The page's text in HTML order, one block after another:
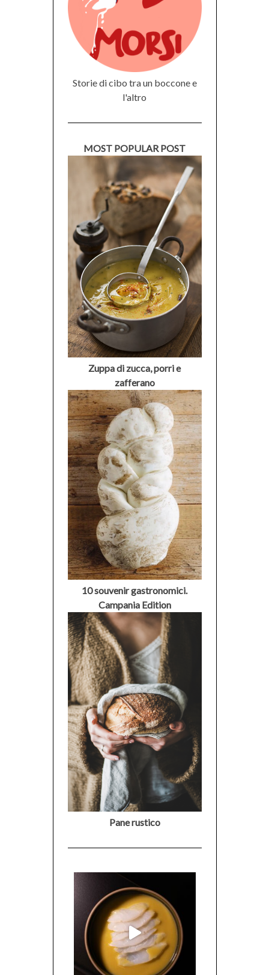
Storie di cibo tra un boccone e
l'altro
MOST POPULAR POST
Zuppa di zucca, porri e
zafferano
10 souvenir gastronomici.
Campania Edition
Pane rustico